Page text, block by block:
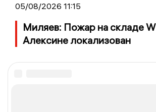
05/08/2026 11:15
Миляев: Пожар на складе
Алексине локализован